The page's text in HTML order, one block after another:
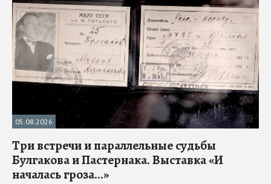
05.08.2026
Три встречи и параллельные судьбы
Булгакова и Пастернака. Выставка «И
началась гроза...»